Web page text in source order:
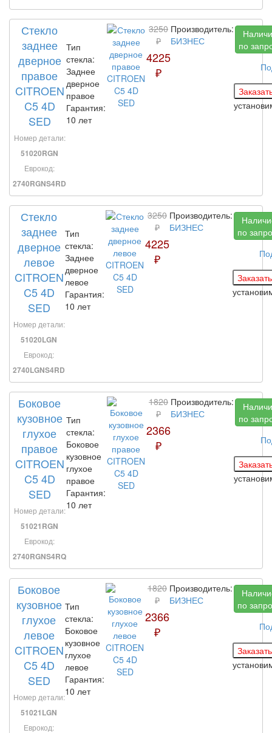
Стекло
заднее
дверное
правое
CITROEN
C5 4D
SED
Номер детали:
51020RGN
Еврокод:
2740RGNS4RD
Тип
стекла:
Заднее
дверное
правое
Гарантия:
10 лет
3250
₽
4225
₽
Производитель:
БИЗНЕС
по
Стекло
заднее
дверное
левое
CITROEN
C5 4D
SED
Номер детали:
51020LGN
Еврокод:
2740LGNS4RD
Тип
стекла:
Заднее
дверное
левое
Гарантия:
10 лет
3250
₽
4225
₽
Производитель:
БИЗНЕС
по
Боковое
кузовное
глухое
правое
CITROEN
C5 4D
SED
Номер детали:
51021RGN
Еврокод:
2740RGNS4RQ
Тип
стекла:
Боковое
кузовное
глухое
правое
Гарантия:
10 лет
1820
₽
2366
₽
Производитель:
БИЗНЕС
по
Боковое
кузовное
глухое
левое
CITROEN
C5 4D
SED
Номер детали:
51021LGN
Еврокод:
Тип
стекла:
Боковое
кузовное
глухое
левое
Гарантия:
10 лет
1820
₽
2366
₽
Производитель:
БИЗНЕС
по